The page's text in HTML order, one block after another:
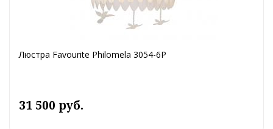
Люстра Favourite Philomela 3054-6P
31 500 руб.